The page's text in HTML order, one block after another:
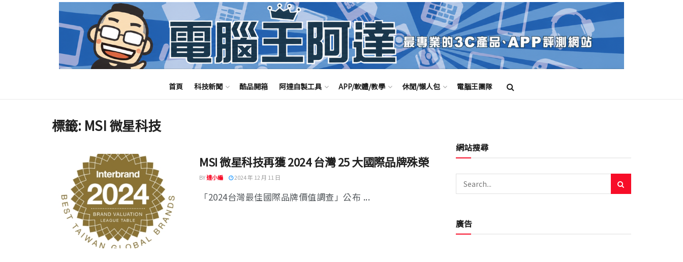
首頁 科技新聞 酷品開箱 阿達自製工具 APP/軟體/教學 休閒/懶人包 電腦王團隊
標籤: MSI 微星科技
MSI 微星科技再獲 2024 台灣 25 大國際品牌殊榮
BY達小編 2024 年 12 月 11 日
「2024台灣最佳國際品牌價值調查」公布 ...
網站搜尋
廣告